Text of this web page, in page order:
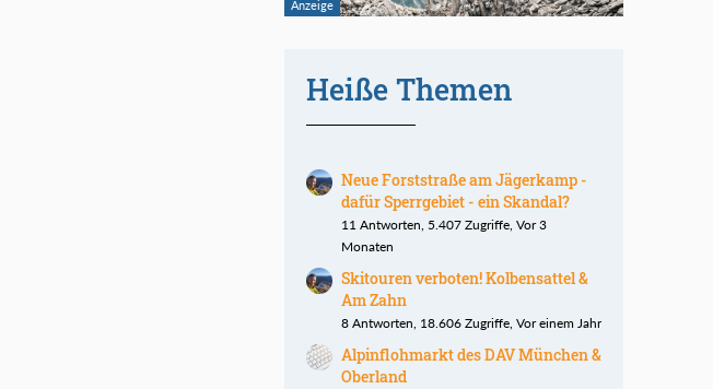
Heiße Themen
Neue Forststraße am Jägerkamp -
dafür Sperrgebiet - ein Skandal?
11 Antworten, 5.407 Zugriffe, Vor 3
Monaten
Skitouren verboten! Kolbensattel &
Am Zahn
8 Antworten, 18.606 Zugriffe, Vor einem Jahr
Alpinflohmarkt des DAV München &
Oberland